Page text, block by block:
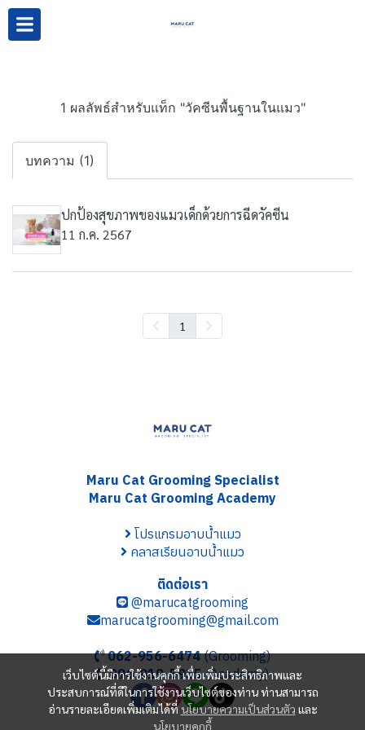
1 ผลลัพธ์สำหรับแท็ก "วัคซีนพื้นฐานในแมว"
บทความ (1)
ปกป้องสุขภาพของแมวเด็กด้วยการฉีดวัคซีน
11 ก.ค. 2567
1
เว็บไซต์นี้มีการใช้งานคุกกี้ เพื่อเพิ่มประสิทธิภาพและ
ประสบการณ์ที่ดีในการใช้งานเว็บไซต์ของท่าน ท่านสามารถ
อ่านรายละเอียดเพิ่มเติมได้ที่นโยบายความเป็นส่วนตัว และ
นโยบายคุกกี้
Maru Cat Grooming Specialist
Maru Cat Grooming Academy
โปรแกรมอาบน้ำแมว
คลาสเรียนอาบน้ำแมว
ติดต่อเรา
@marucatgrooming
marucatgrooming@gmail.com
062-956-6474(Grooming)
096-919-5935(Academy)